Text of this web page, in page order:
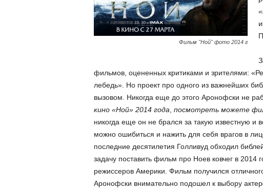
Фильм "Ной" фото 2014 г
фильмов, оцененных критиками и зрителями:
лебедь». Но проект про одного из важнейших
вызовом. Никогда еще до этого Аронофски не
кино «Ной» 2014 года посмотреть можете
никогда еще он не брался за такую известную и
можно ошибиться и нажить для себя врагов в
последние десятилетия Голливуд обходил
задачу поставить фильм про Ноев ковчег в
режиссеров Америки. Фильм получился
Аронофски внимательно подошел к выбору